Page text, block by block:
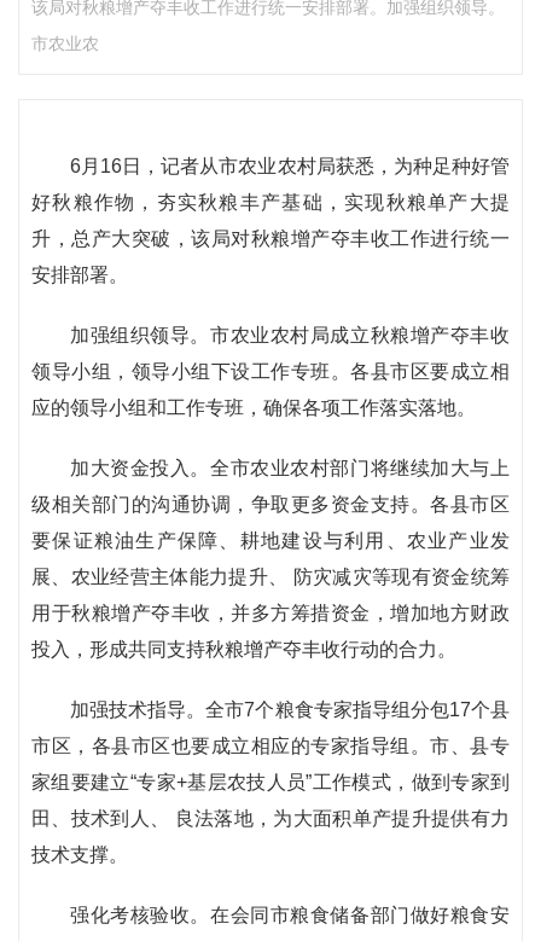
该局对秋粮增产夺丰收工作进行统一安排部署。加强组织领导。
市农业农
6月16日，记者从市农业农村局获悉，为种足种好管
好秋粮作物，夯实秋粮丰产基础，实现秋粮单产大提
升，总产大突破，该局对秋粮增产夺丰收工作进行统一
安排部署。
加强组织领导。市农业农村局成立秋粮增产夺丰收
领导小组，领导小组下设工作专班。各县市区要成立相
应的领导小组和工作专班，确保各项工作落实落地。
加大资金投入。全市农业农村部门将继续加大与上
级相关部门的沟通协调，争取更多资金支持。各县市区
要保证粮油生产保障、耕地建设与利用、农业产业发
展、农业经营主体能力提升、 防灾减灾等现有资金统筹
用于秋粮增产夺丰收，并多方筹措资金，增加地方财政
投入，形成共同支持秋粮增产夺丰收行动的合力。
加强技术指导。全市7个粮食专家指导组分包17个县
市区，各县市区也要成立相应的专家指导组。市、县专
家组要建立“专家+基层农技人员”工作模式，做到专家到
田、技术到人、 良法落地，为大面积单产提升提供有力
技术支撑。
强化考核验收。在会同市粮食储备部门做好粮食安